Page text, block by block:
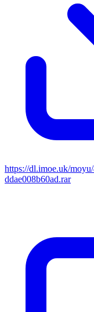
https://dl.imoe.uk/
ddae008b60ad.rar